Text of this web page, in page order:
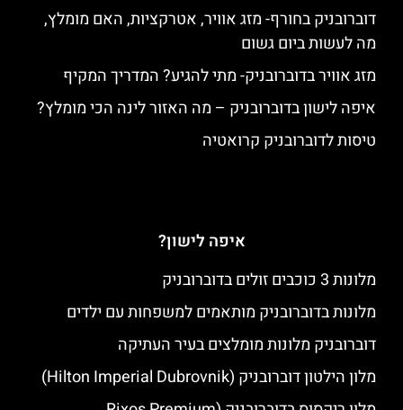
דוברובניק בחורף- מזג אוויר, אטרקציות, האם מומלץ,
מה לעשות ביום גשום
מזג אוויר בדוברובניק- מתי להגיע? המדריך המקיף
איפה לישון בדוברובניק – מה האזור לינה הכי מומלץ?
טיסות לדוברובניק קרואטיה
איפה לישון?
מלונות 3 כוכבים זולים בדוברובניק
מלונות בדוברובניק מותאמים למשפחות עם ילדים
דוברובניק מלונות מומלצים בעיר העתיקה
מלון הילטון דוברובניק (Hilton Imperial Dubrovnik)